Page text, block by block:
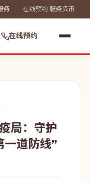
务 在线预约服务资讯
在线预约
局：守护
一道防线”